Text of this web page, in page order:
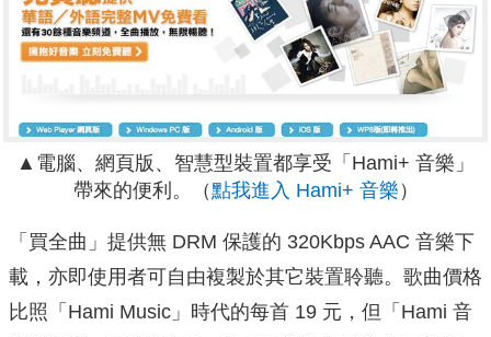
▲電腦、網頁版、智慧型裝置都享受「Hami+ 音樂」
帶來的便利。（點我進入 Hami+ 音樂 ）
「買全曲」提供無 DRM 保護的 320Kbps AAC 音樂下
載，亦即使用者可自由複製於其它裝置聆聽。歌曲價格
比照「Hami Music」時代的每首 19 元，但「Hami 音